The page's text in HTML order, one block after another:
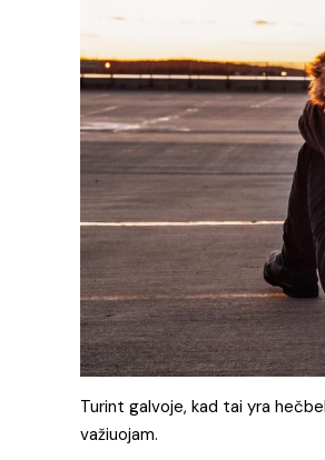
Turint galvoje, kad tai yra
važiuojam.